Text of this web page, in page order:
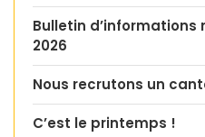
Bulletin d’informations
2026
Nous recrutons un
C’est le printemps !